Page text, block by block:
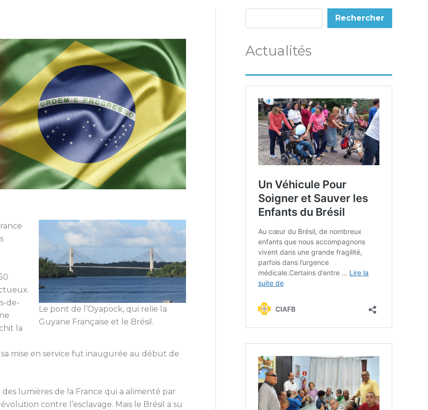
Le pont de l’Oyapock, qui relie la
Guyane Française et le Brésil.
de-
la
sa mise en service fut inaugurée au début de
lumières de la France qui a alimenté par
contre l’esclavage. Mais le Brésil a su
Rechercher
Actualités